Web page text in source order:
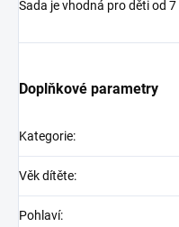
Sada je vhodná pro děti od 7
Doplňkové parametry
Kategorie:
Věk dítěte:
Pohlaví: